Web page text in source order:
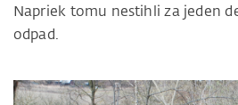
Napriek tomu nestihli za jeden
odpad.